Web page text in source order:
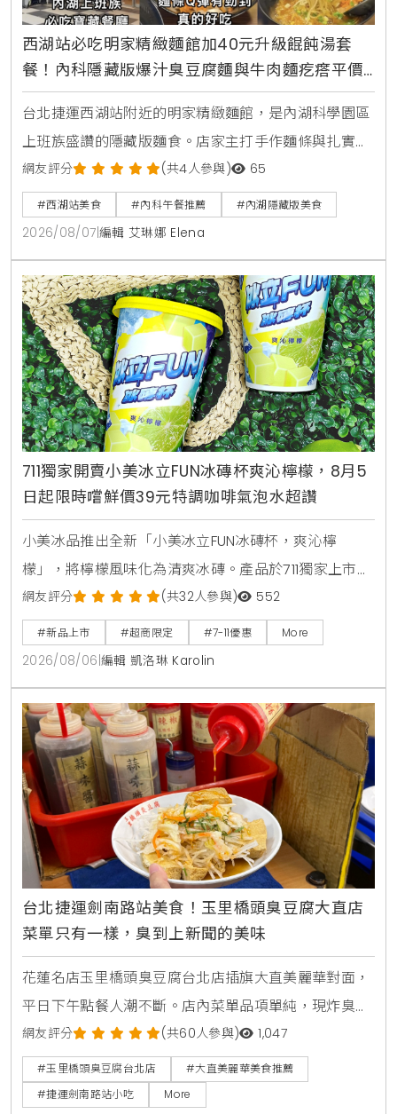
西湖站必吃明家精緻麵館加40元升級餛飩湯套
餐！內科隱藏版爆汁臭豆腐麵與牛肉麵疙瘩平價
攻略
台北捷運西湖站附近的明家精緻麵館，是內湖科學園區
上班族盛讚的隱藏版麵食。店家主打手作麵條與扎實湯
頭，包含香濃的湖北熱乾麵搭配鮮肉餛飩湯套餐，還有
酸甜解膩的蕃茄紅燒牛肉麵疙瘩，以及吸飽湯汁的麻辣
臭豆腐白肉麵。本文完整收錄菜單三大亮點，交通資訊
與營業時間一次整理給您。
網友評分 (共4人參與) 65
#西湖站美食 #內科午餐推薦 #內湖隱藏版美食
2026/08/07 編輯 艾琳娜 Elena
711獨家開賣小美冰立FUN冰磚杯爽沁檸檬，8月5
日起限時嚐鮮價39元特調咖啡氣泡水超讚
小美冰品推出全新「小美冰立FUN冰磚杯，爽沁檸
檬」，將檸檬風味化為清爽冰磚。產品於711獨家上市，
2026年8月5日至9月1日享嚐鮮價39元。顆粒狀冰磚可
直接食用，也能加入氣泡水或咖啡混搭出夏日特調飲
品。
網友評分 (共32人參與) 552
#新品上市 #超商限定 #7-11優惠 More
2026/08/06 編輯 凱洛琳 Karolin
台北捷運劍南路站美食！玉里橋頭臭豆腐大直店
菜單只有一樣，臭到上新聞的美味
花蓮名店玉里橋頭臭豆腐台北店插旗大直美麗華對面，
平日下午點餐人潮不斷。店內菜單品項單純，現炸臭豆
腐外酥內軟，搭配獨門九層塔泡菜與蒜蓉辣醬，是台北
捷運劍南路站必吃美食。
網友評分 (共60人參與) 1,047
#玉里橋頭臭豆腐台北店
#大直美麗華美食推薦
#捷運劍南路站小吃
More